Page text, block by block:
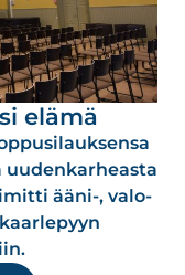
elämä
ääni-, valo-